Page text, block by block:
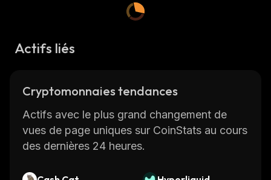
Actifs liés
Cryptomonnaies tendances
Actifs avec le plus grand changement de
vues de page uniques sur CoinStats au cours
des dernières 24 heures.